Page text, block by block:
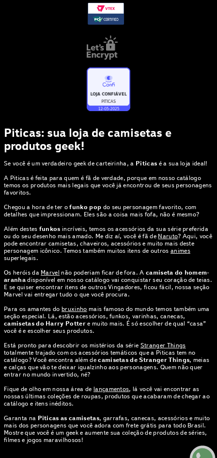
Piticas: sua loja de camisetas e
produtos geek!
Se você é um verdadeiro geek de carteirinha, a Piticas é a sua loja ideal!
A Piticas é feita para quem é fã de verdade, porque em nosso catálogo
temos os produtos mais legais que você já encontrou de seus personagens
favoritos.
Chegou a hora de ter ofunko pop do seu personagem favorito, com
detalhes que impressionam. Eles são a coisa mais fofa, não é mesmo?
Além destes funkos incríveis, temos os acessórios da sua série preferida
ou do seu desenho mais amado. Me diz aí, você é fã de Naruto? Aqui, você
pode encontrar camisetas, chaveiros, acessórios e muito mais deste
personagem icônico. Temos também muitos itens de outros animes
superlegais.
Os heróis da Marvel não poderiam ficar de fora. Acamiseta do homem-
aranhadisponível em nosso catálogo vai conquistar seu coração de teias.
E se quiser encontrar itens de outros Vingadores, ficou fácil, nossa seção
Marvel vai entregar tudo o que você procura.
Para os amantes dobruxinho mais famoso do mundo temos também uma
seção especial. Lá, estão acessórios, funkos, varinhas, canecas,
camisetas do Harry Potter e muito mais. É só escolher de qual “casa”
você é e escolher seus produtos.
Está pronto para descobrir os mistérios da série Stranger Things
totalmente trajado com os acessórios temáticos que a Piticas tem no
catálogo? Você encontra além decamisetas de Stranger Things, meias
e calças que vão te deixar igualzinho aos personagens. Quem não quer
entrar no mundo invertido, né?
Fique de olho em nossa área de lançamentos, lá você vai encontrar as
nossas últimas coleções de roupas, produtos que acabaram de chegar ao
catálogo e itens inéditos.
Garanta na Piticas as camisetas, garrafas, canecas, acessórios e muito
mais dos personagens que você adora com frete grátis para todo Brasil.
Mostre que você é um geek e aumente sua coleção de produtos de séries,
filmes e jogos maravilhosos!